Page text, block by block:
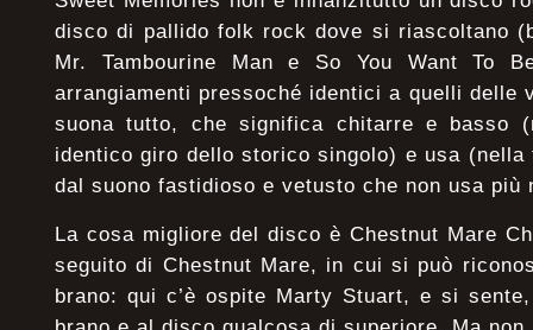
disco di pallido folk rock dove si riascoltano
Mr. Tambourine Man e So You Want To
arrangiamenti pressoché identici a quelli delle
suona tutto, che significa chitarre e basso
identico giro dello storico singolo) e usa (nella
dal suono fastidioso e vetusto che non usa più
La cosa migliore del disco è Chestnut Mare
seguito di Chestnut Mare, in cui si può
brano: qui c’è ospite Marty Stuart, e si